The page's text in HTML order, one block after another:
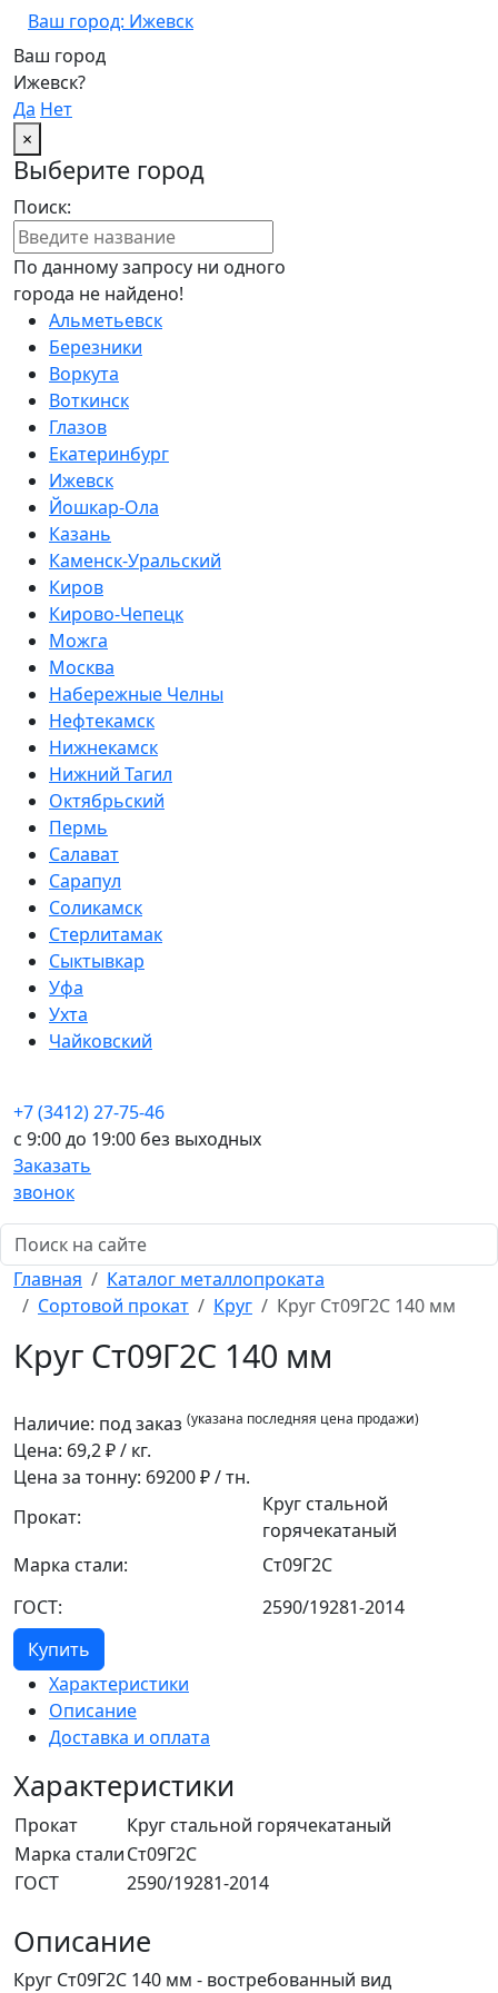
Ваш город: Ижевск
Ваш город
Ижевск?
Да Нет
×
Выберите город
Поиск:
По данному запросу ни одного
города не найдено!
Альметьевск
Березники
Воркута
Воткинск
Глазов
Екатеринбург
Ижевск
Йошкар-Ола
Казань
Каменск-Уральский
Киров
Кирово-Чепецк
Можга
Москва
Набережные Челны
Нефтекамск
Нижнекамск
Нижний Тагил
Октябрьский
Пермь
Салават
Сарапул
Соликамск
Стерлитамак
Сыктывкар
Уфа
Ухта
Чайковский
+7 (3412) 27-75-46
c 9:00 до 19:00 без выходных
Заказать
звонок
Главная
Каталог металлопроката
Сортовой прокат
Круг Круг Ст09Г2С 140 мм
Круг Ст09Г2С 140 мм
Наличие: под заказ (указана последняя цена продажи)
Цена: 69,2₽ / кг.
Цена за тонну: 69200₽ / тн.
Прокат:
Круг стальной
горячекатаный
Марка стали:
Ст09Г2С
ГОСТ:
2590/19281-2014
Купить
Характеристики
Описание
Доставка и оплата
Характеристики
Прокат
Круг стальной горячекатаный
Марка сталиСт09Г2С
ГОСТ
2590/19281-2014
Описание
Круг Ст09Г2С 140 мм - востребованный вид